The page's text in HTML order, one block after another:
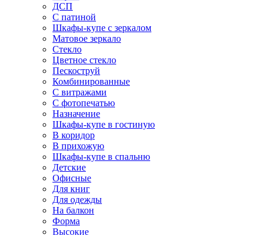
ДСП
С патиной
Шкафы-купе с зеркалом
Матовое зеркало
Стекло
Цветное стекло
Пескоструй
Комбинированные
С витражами
С фотопечатью
Назначение
Шкафы-купе в гостиную
В коридор
В прихожую
Шкафы-купе в спальню
Детские
Офисные
Для книг
Для одежды
На балкон
Форма
Высокие